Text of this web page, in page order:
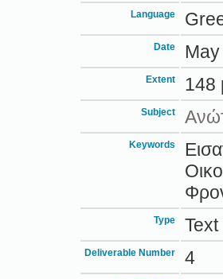
Language
Date
Extent 148
Subject
Keywords
Type
Deliverable Number 4